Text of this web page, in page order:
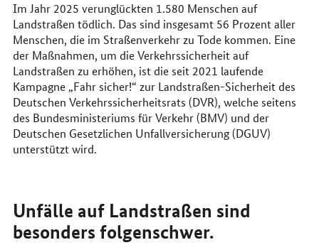
Im Jahr 2025 verunglückten 1.580 Menschen auf
Landstraßen tödlich. Das sind insgesamt 56 Prozent aller
Menschen, die im Straßenverkehr zu Tode kommen. Eine
der Maßnahmen, um die Verkehrssicherheit auf
Landstraßen zu erhöhen, ist die seit 2021 laufende
Kampagne „Fahr sicher!“ zur Landstraßen-Sicherheit des
Deutschen Verkehrssicherheitsrats (DVR), welche seitens
des Bundesministeriums für Verkehr (BMV) und der
Deutschen Gesetzlichen Unfallversicherung (DGUV)
unterstützt wird.
Unfälle auf Landstraßen sind
besonders folgenschwer.